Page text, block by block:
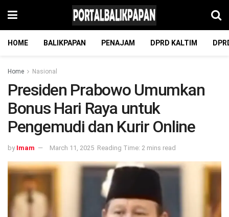
HOME BALIKPAPAN PENAJAM DPRD KALTIM
Home Nasional
Presiden Prabowo Umumkan
Bonus Hari Raya untuk
Pengemudi dan Kurir Online
by Imam March 11, 2025 Reading Time: 2 mins read